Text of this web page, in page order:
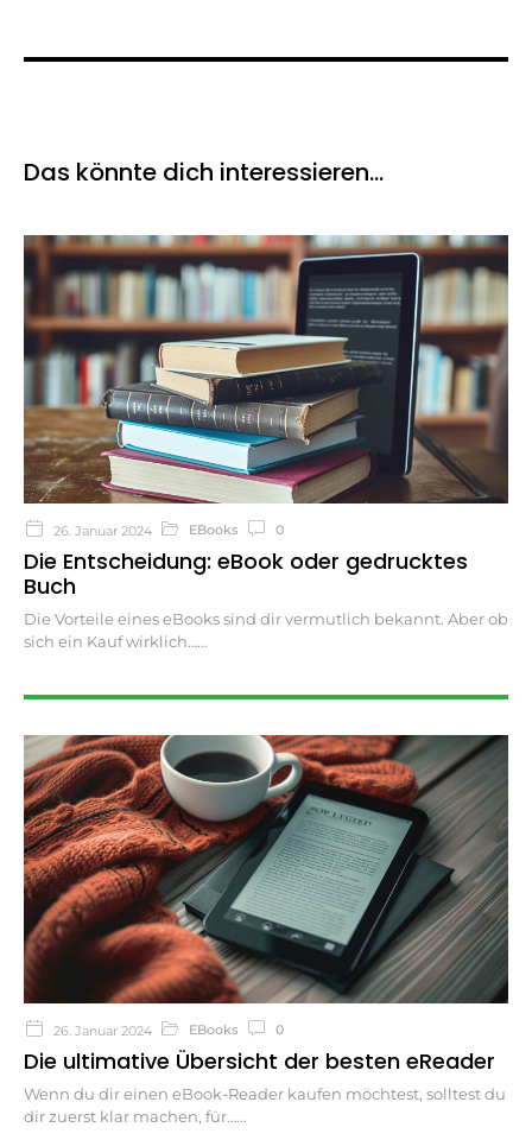
Das könnte dich interessieren…
26. Januar 2024 EBooks 0
Die Entscheidung: eBook oder gedrucktes
Buch
Die Vorteile eines eBooks sind dir vermutlich bekannt. Aber ob
sich ein Kauf wirklich…
26. Januar 2024 EBooks 0
Die ultimative Übersicht der besten eReader
Wenn du dir einen eBook-Reader kaufen möchtest, solltest du
dir zuerst klar machen, für…